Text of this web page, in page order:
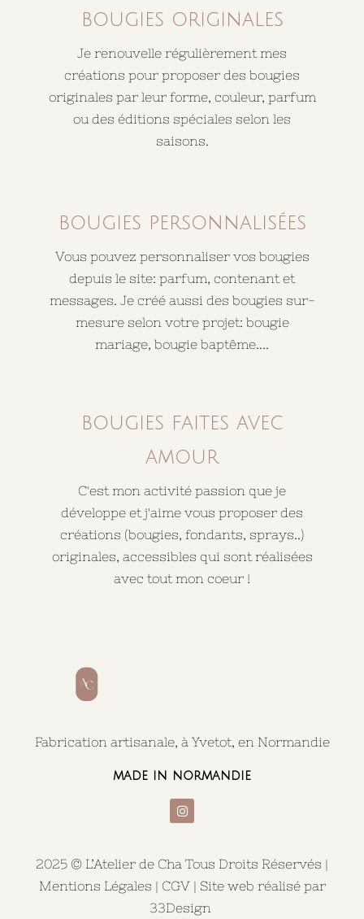
bougies originales
Je renouvelle régulièrement mes
créations pour proposer des bougies
originales par leur forme, couleur, parfum
ou des éditions spéciales selon les
saisons.
bougies personnalisées
Vous pouvez personnaliser vos bougies
depuis le site: parfum, contenant et
messages. Je créé aussi des bougies sur-
mesure selon votre projet: bougie
mariage, bougie baptême....
bougies faites avec
amour
C'est mon activité passion que je
développe et j'aime vous proposer des
créations (bougies, fondants, sprays..)
originales, accessibles qui sont réalisées
avec tout mon coeur !
Fabrication artisanale, à Yvetot, en Normandie
made in normandie
2025 © L’Atelier de Cha Tous Droits Réservés |
Mentions Légales | CGV| Site web réalisé par
33Design